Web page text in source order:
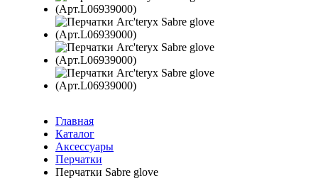
Главная
Каталог
Аксессуары
Перчатки
Перчатки Sabre glove